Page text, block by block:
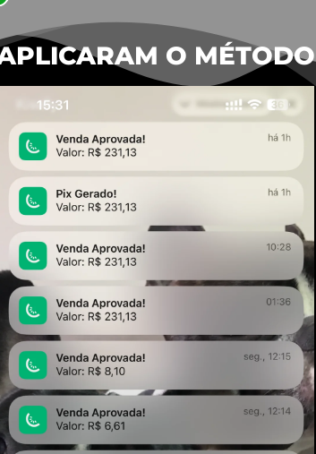
O MÉTODO